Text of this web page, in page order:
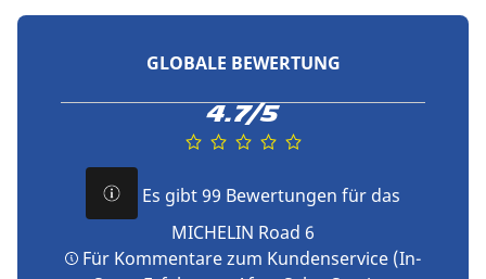
GLOBALE BEWERTUNG
4.7/5
Es gibt 99 Bewertungen für das
MICHELIN Road 6
Für Kommentare zum Kundenservice (In-